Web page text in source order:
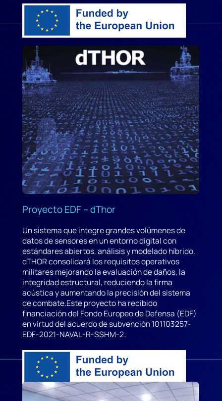
Proyecto EDF – dThor
Un sistema que integre grandes volúmenes de
datos de sensores en un entorno digital con
estándares abiertos, análisis y modelado híbrido.
dTHOR consolidará los requisitos operativos
militares mejorando la evaluación de daños, la
integridad estructural, reduciendo la firma
acústica y aumentando la precisión del sistema
de combate.Este proyecto ha recibido
financiación del Fondo Europeo de Defensa (EDF)
en virtud del acuerdo de subvención 101103257-
EDF-2021-NAVAL-R-SSHM-2.